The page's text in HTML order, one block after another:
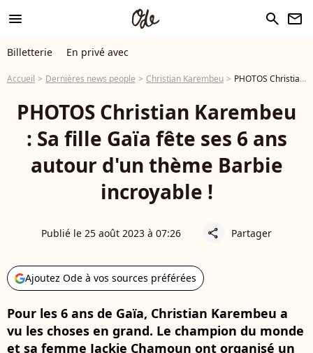
menu search newsletter
Billetterie En privé avec
Accueil Dernières news people Christian Karembeu PHOTOS Christian Karembeu : Sa fille Gaïa fête ses 6 ans autour d'un thème Barbie incroyable !
PHOTOS Christian Karembeu
: Sa fille Gaïa fête ses 6 ans
autour d'un thème Barbie
incroyable !
Publié le 25 août 2023 à 07:26 share Partager
Ajoutez Ode à vos sources préférées
Pour les 6 ans de Gaïa, Christian Karembeu a
vu les choses en grand. Le champion du monde
et sa femme Jackie Chamoun ont organisé un